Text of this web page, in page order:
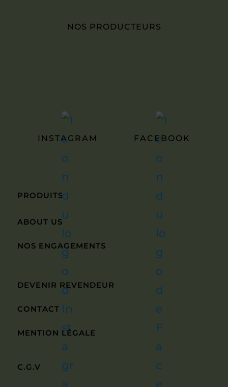
NOS PRODUCTEURS
PRODUITS
ABOUT US
NOS ENGAGEMENTS
INSTAGRAM FACEBOOK
DEVENIR REVENDEUR
CONTACT
MENTION LÉGALE
C.G.V